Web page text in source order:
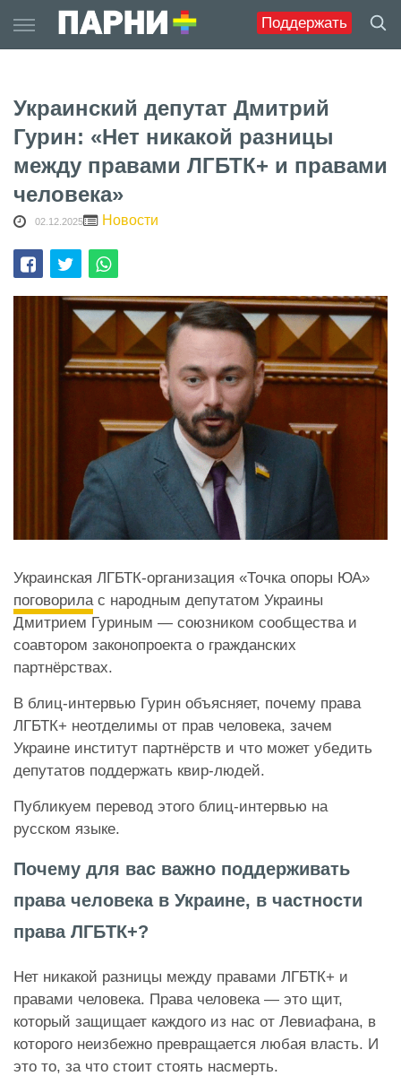
Поддержать
to
content
Украинский депутат Дмитрий
Гурин: «Нет никакой разницы
между правами ЛГБТК+ и правами
человека»
02.12.2025 Новости
Украинская ЛГБТК-организация «Точка опоры ЮА»
поговорила с народным депутатом Украины
Дмитрием Гуриным — союзником сообщества и
соавтором законопроекта о гражданских
партнёрствах.
В блиц-интервью Гурин объясняет, почему права
ЛГБТК+ неотделимы от прав человека, зачем
Украине институт партнёрств и что может убедить
депутатов поддержать квир-людей.
Публикуем перевод этого блиц-интервью на
русском языке.
Почему для вас важно поддерживать
права человека в Украине, в частности
права ЛГБТК+?
Нет никакой разницы между правами ЛГБТК+ и
правами человека. Права человека — это щит,
который защищает каждого из нас от Левиафана, в
которого неизбежно превращается любая власть. И
это то, за что стоит стоять насмерть.